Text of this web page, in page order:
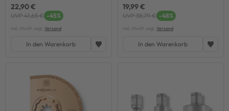
22,90 €
UVP 41,65 € -45%
inkl. MwSt. zzgl. Versand
In den Warenkorb
19,99 €
UVP 38,79 € -48%
inkl. MwSt. zzgl. Versand
In den Warenkorb